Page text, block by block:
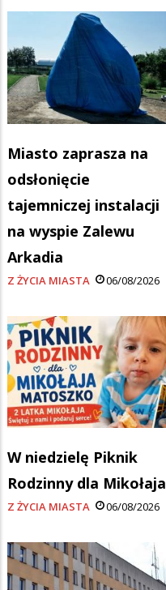
Miasto zaprasza na
odsłonięcie
tajemniczej instalacji
na wyspie Zalewu
Arkadia
Z ŻYCIA MIASTA 06/08/2026
W niedzielę Piknik
Rodzinny dla Mikołaja
Z ŻYCIA MIASTA 06/08/2026